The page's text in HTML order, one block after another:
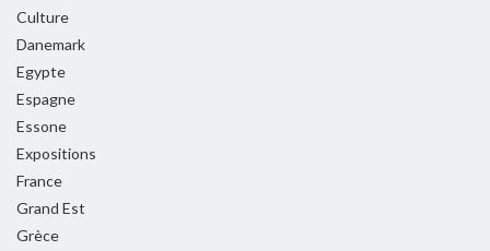
Culture
Danemark
Egypte
Espagne
Essone
Expositions
France
Grand Est
Grèce